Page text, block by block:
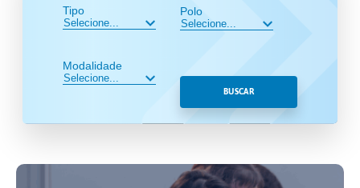
Tipo
Modalidade
Polo
BUSCAR